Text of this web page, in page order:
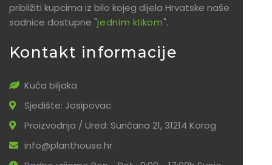
približiti kupcima iz bilo kojeg dijela Hrvatske naše
sadnice dostupne "jednim klikom".
Kontakt informacije
Kuća biljaka
Sjedište: Josipovac
Proizvodnja / Ured: Sunčana 21, 31214 Korog
info@planthouse.hr